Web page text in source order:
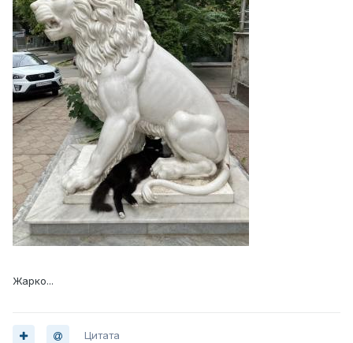
Жарко...
Цитата